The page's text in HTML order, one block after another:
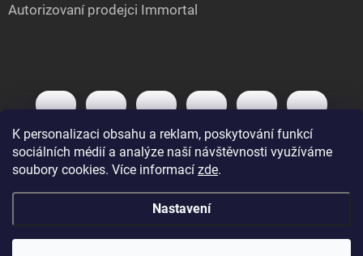
K personalizaci obsahu a reklam, poskytování funkcí
sociálních médií a analýze naší návštěvnosti využíváme
soubory cookies. Více informací zde.
Nastavení
Autorizovaní prodejci Immortal
Copyright 2026IMMORTAL.cz. Všechna práva vyhrazena.Upravit nastavení